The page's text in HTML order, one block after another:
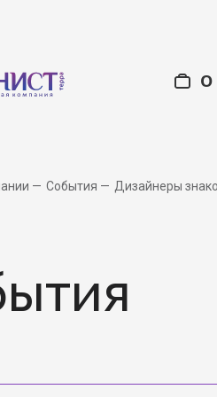
О
О нас
Офисная мебель
События Дизайнеры